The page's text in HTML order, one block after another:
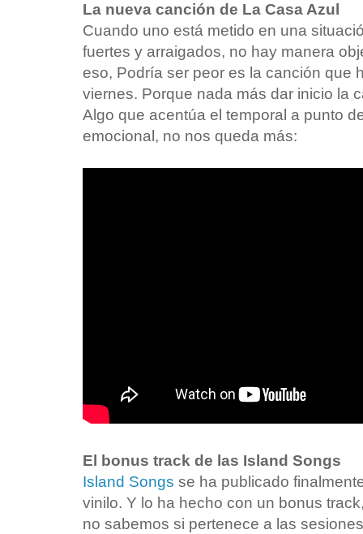
La nueva canción de La Casa Azul
Cuando uno está metido en una
fuertes y arraigados, no hay manera
eso, Podría ser peor es la canción que
viernes. Porque nada más dar inicio la
Algo que acentúa el temporal a punto
emocional, no nos queda más:
El bonus track de las Island Songs
Island Songs se ha publicado
vinilo. Y lo ha hecho con un bonus
no sabemos si pertenece a las